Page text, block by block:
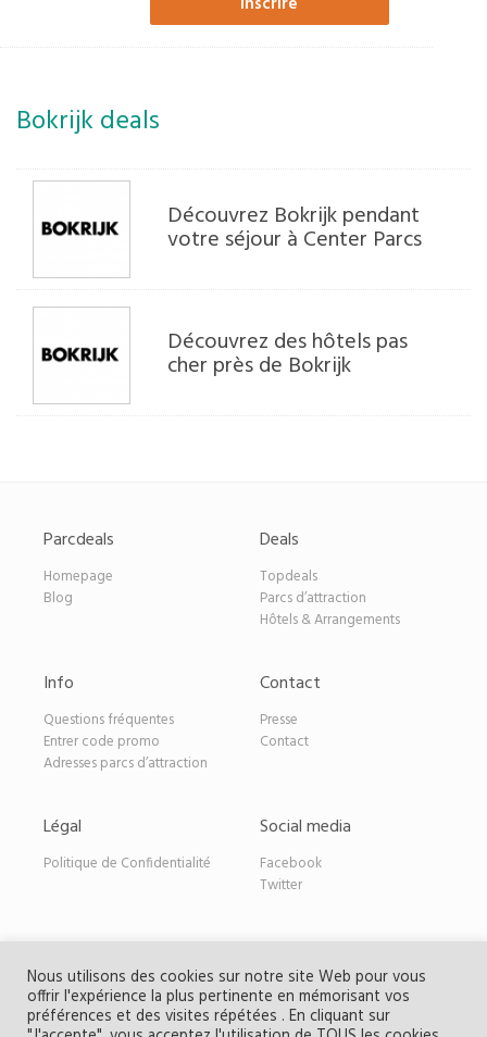
Bokrijk deals
Découvrez Bokrijk pendant
votre séjour à Center Parcs
Découvrez des hôtels pas
cher près de Bokrijk
Parcdeals
Homepage
Blog
Deals
Topdeals
Parcs d’attraction
Hôtels & Arrangements
Info
Questions fréquentes
Entrer code promo
Adresses parcs d’attraction
Contact
Presse
Contact
Légal
Politique de Confidentialité
Social media
Facebook
Twitter
Copyright Parcdeals.be| Les offres distribuées
exclusivement ne peuvent être publiées par des tiers sans
Nous utilisons des cookies sur notre site Web pour vous
offrir l'expérience la plus pertinente en mémorisant vos
préférences et des visites répétées . En cliquant sur